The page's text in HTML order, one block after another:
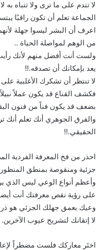
لا تندم على ما ترى ولا تتباه
الجماعة تعلم أن تكون راقبًا
اعرف أن البشر ليسوا جهلة
من الوهم لمواصلة الحياة ..
ولست أنت أفضل منهم لأنك
يعد بإمكانك أن تصدقه.!!
لا تنتظر أن تشكرك الأغلبية
فكشف القناع قد يكون عملاً نبيلاً
بضعف قد يكون فناً من فنون
والفرق الجوهري أنك تعلم أنك
الحقيقي.!!
احذر من فخ المعرفة الفردية
جزئية ومنقوصة بمنطق المنظور
وأعظم أنواع الوعي ليس الذي
على رؤية نقص معرفتك أنت
وعيك بعمق جهلك الجزئي هو
لا إتقانك لتشريح عيوب الآخرين.
اختَر معاركك فلست مضطراً